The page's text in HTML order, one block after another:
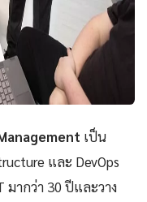
เป็น
และ DevOps
ากว่า 30 ปีและวาง